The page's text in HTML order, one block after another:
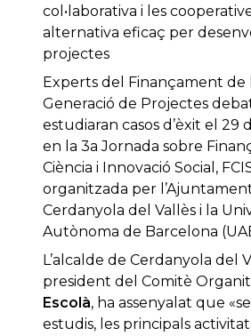
col•laborativa i les
alternativa eficaç per
projectes
Experts del Finançament de
Generació de Projectes
estudiaran casos d’èxit el 29
en la 3a Jornada sobre
Ciència i Innovació Social,
organitzada per
Cerdanyola del Vallès i la
Autònoma de Barcelona
L’alcalde de Cerdanyola del
president del Comitè
Escolà, ha assenyalat que
estudis, les principals